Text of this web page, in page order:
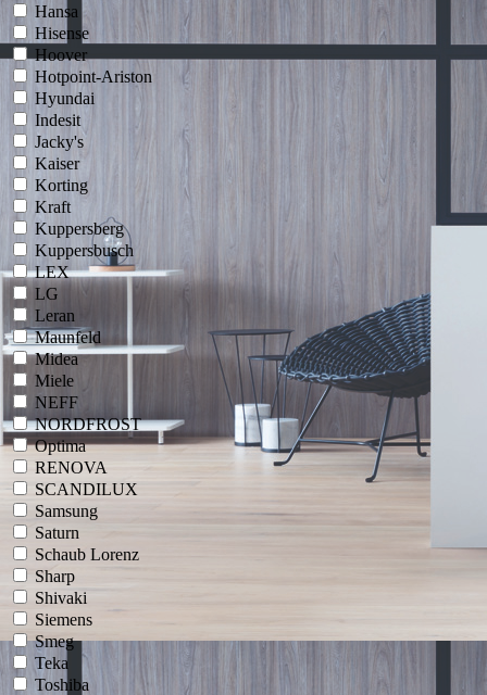
Hansa
Hisense
Hoover
Hotpoint-Ariston
Hyundai
Indesit
Jacky's
Kaiser
Korting
Kraft
Kuppersberg
Kuppersbusch
LEX
LG
Leran
Maunfeld
Midea
Miele
NEFF
NORDFROST
Optima
RENOVA
SCANDILUX
Samsung
Saturn
Schaub Lorenz
Sharp
Shivaki
Siemens
Smeg
Teka
Toshiba